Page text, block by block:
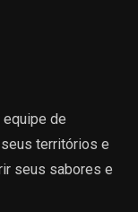
equipe de
territórios e
seus sabores e